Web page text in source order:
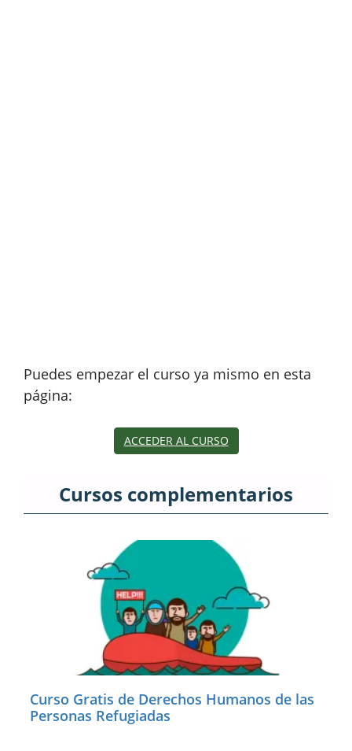
Puedes empezar el curso ya mismo en esta
página:
ACCEDER AL CURSO
Cursos complementarios
Curso Gratis de Derechos Humanos de las
Personas Refugiadas